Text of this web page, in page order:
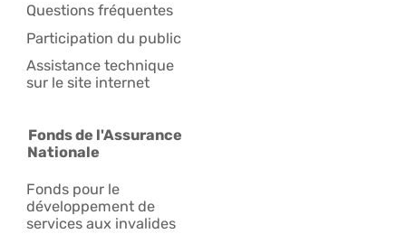
Questions fréquentes
Participation du public
Assistance technique
sur le site internet
Fonds de l'Assurance
Nationale
Fonds pour le
développement de
services aux invalides